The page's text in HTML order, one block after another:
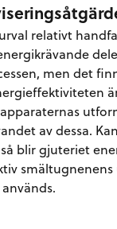
relativt
men det
av dessa.
blir gjuteriet